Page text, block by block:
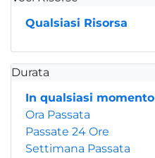
Qualsiasi Risorsa
Durata
In qualsiasi momento
Ora Passata
Passate 24 Ore
Settimana Passata